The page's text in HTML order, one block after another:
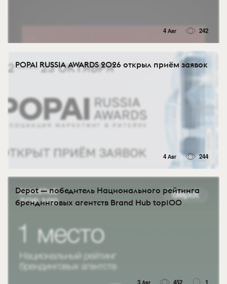
4 Авг 242
POPAI RUSSIA AWARDS 2026 открыл приём заявок
4 Авг 244
Depot — победитель Национального рейтинга
брендинговых агентств Brand Hub top100